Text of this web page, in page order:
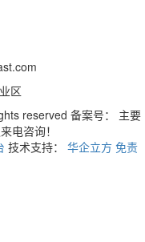
区
reserved 备案号：
主要
电咨询！
技术支持： 华企立方 免责